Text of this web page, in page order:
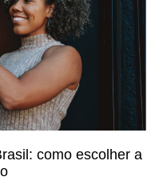
como escolher a